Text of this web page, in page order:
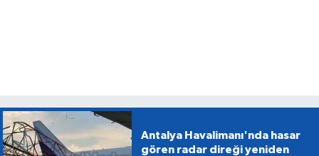
Antalya Havalimanı'nda hasar
gören radar direği yeniden